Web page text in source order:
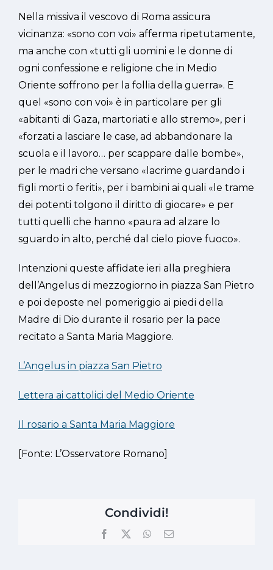
Nella missiva il vescovo di Roma assicura
vicinanza: «sono con voi» afferma ripetutamente,
ma anche con «tutti gli uomini e le donne di
ogni confessione e religione che in Medio
Oriente soffrono per la follia della guerra». E
quel «sono con voi» è in particolare per gli
«abitanti di Gaza, martoriati e allo stremo», per i
«forzati a lasciare le case, ad abbandonare la
scuola e il lavoro… per scappare dalle bombe»,
per le madri che versano «lacrime guardando i
figli morti o feriti», per i bambini ai quali «le trame
dei potenti tolgono il diritto di giocare» e per
tutti quelli che hanno «paura ad alzare lo
sguardo in alto, perché dal cielo piove fuoco».
Intenzioni queste affidate ieri alla preghiera
dell’Angelus di mezzogiorno in piazza San Pietro
e poi deposte nel pomeriggio ai piedi della
Madre di Dio durante il rosario per la pace
recitato a Santa Maria Maggiore.
L’Angelus in piazza San Pietro
Lettera ai cattolici del Medio Oriente
Il rosario a Santa Maria Maggiore
[Fonte: L’Osservatore Romano]
Condividi!
Facebook WhatsApp
Email